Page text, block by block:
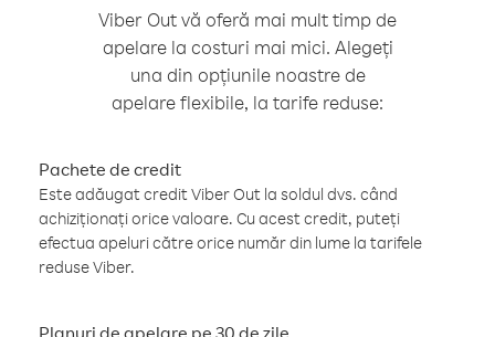
Viber Out vă oferă mai mult timp de
apelare la costuri mai mici. Alegeți
una din opțiunile noastre de
apelare flexibile, la tarife reduse:
Pachete de credit
Este adăugat credit Viber Out la soldul dvs. când
achiziționați orice valoare. Cu acest credit, puteți
efectua apeluri către orice număr din lume la tarifele
reduse Viber.
Planuri de apelare pe 30 de zile